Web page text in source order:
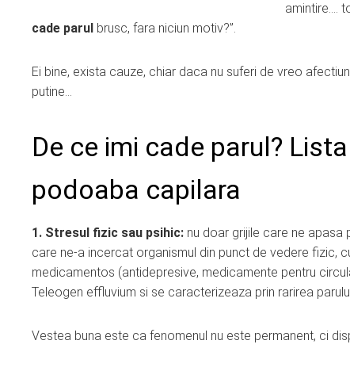
amintire….
cade parul brusc, fara niciun motiv?”.
Ei bine, exista cauze, chiar daca nu suferi de vreo
putine…
De ce imi cade parul?
podoaba capilara
1. Stresul fizic sau psihic: nu doar grijile care ne apasa
care ne-a incercat organismul din punct de vedere fizic,
medicamentos (antidepresive, medicamente pentru
Teleogen effluvium si se caracterizeaza prin rarirea
Vestea buna este ca fenomenul nu este permanent, ci